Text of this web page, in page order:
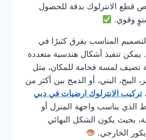
رص قطع الانترلوك بدقة للحصول
وقوي.
المناسب يفرق كثيرًا في
يمكن تنفيذ أشكال هندسية متعددة
تضيف لمسة فخامة للمكان، مثل
البيج، البني، أو الدمج بين أكثر من
تركيب الانترلوك ارضيات في دبي
الذي يناسب واجهة المنزل أو
بحيث يكون الشكل النهائي
الخارجي.